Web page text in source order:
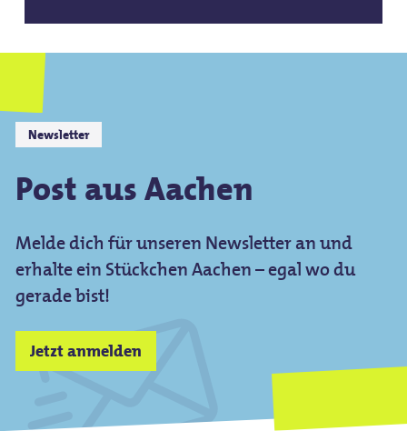
Newsletter
Post aus Aachen
Melde dich für unseren Newsletter an und
erhalte ein Stückchen Aachen – egal wo du
gerade bist!
Jetzt anmelden